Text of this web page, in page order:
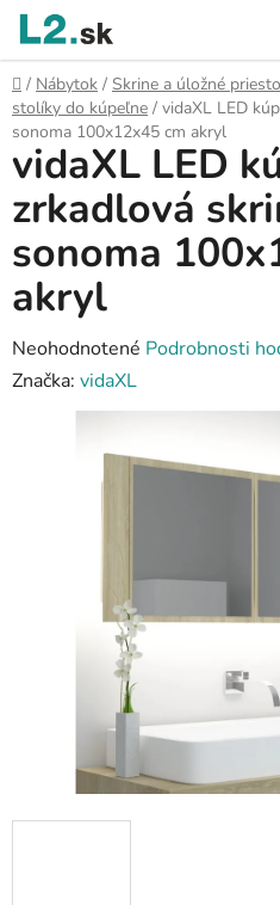
Prejsť
obsah
Domov
/ Nábytok / Skrine a úložné
stolíky do kúpeľne / vidaXL LED
sonoma 100x12x45 cm akryl
vidaXL LED
zrkadlová
sonoma
akryl
Priemerné
hodnotenie
produktu
Neohodnotené Podrobnosti
Značka: vidaXL